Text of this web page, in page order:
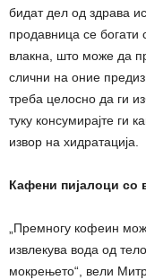
бидат дел од здрава
продавница се
влакна, што може да
слични на оние
треба целосно да ги
туку консумирајте ги
извор на хидратација.
Кафени пијалоци со
„Премногу кофеин
извлекува вода од
мокрењето“, вели